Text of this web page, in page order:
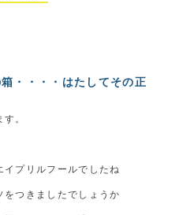
・・・・はたしてその正
。
イプリルフールでしたね
をつきましたでしょうか